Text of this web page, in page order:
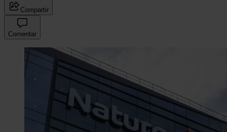
Compartir
Comentar